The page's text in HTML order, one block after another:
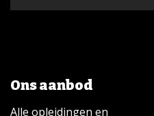
Ons aanbod
Alle opleidingen en